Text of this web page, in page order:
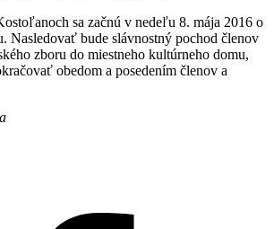
sa začnú v nedeľu 8. mája 2016 o
Nasledovať bude slávnostný pochod členov
zboru do miestneho kultúrneho domu,
obedom a posedením členov a